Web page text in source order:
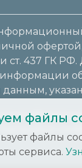
ст. 437 ГК РФ.
данным,
файлы
файлы
сервиса.